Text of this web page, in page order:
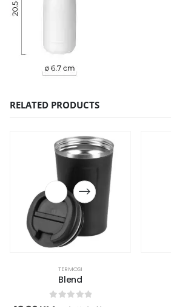
RELATED PRODUCTS
TERMOSI
Blend
0out of 5